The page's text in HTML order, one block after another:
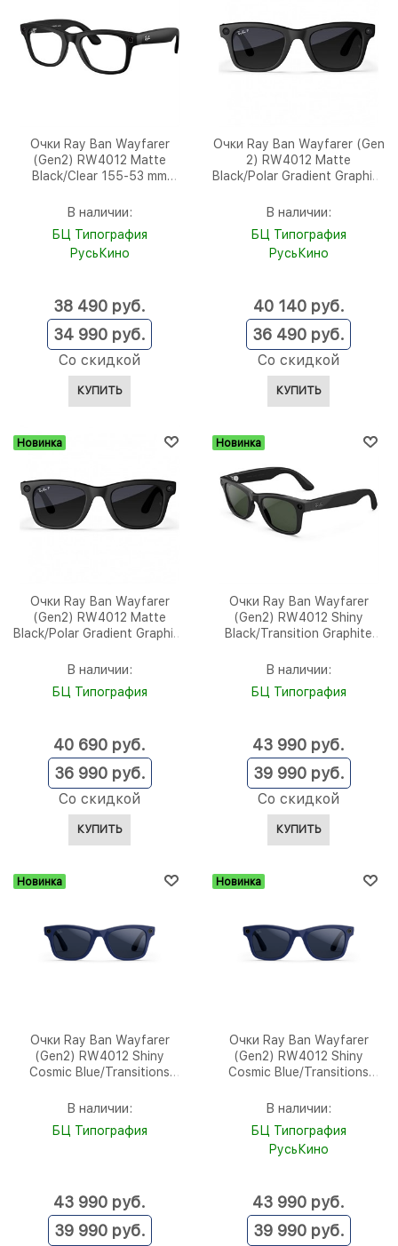
Очки Ray Ban Wayfarer
(Gen2) RW4012 Matte
Black/Clear 155-53 mm
В наличии:
БЦ Типография
РусьКино
34 990 руб.
Со скидкой
38 490 руб.
КУПИТЬ
Очки Ray Ban Wayfarer (Gen
2) RW4012 Matte
Black/Polar Gradient Graphite
В наличии:
БЦ Типография
РусьКино
36 490 руб.
Со скидкой
40 140 руб.
КУПИТЬ
Новинка
Очки Ray Ban Wayfarer
(Gen2) RW4012 Matte
Black/Polar Gradient Graphite
В наличии:
БЦ Типография
36 990 руб.
Со скидкой
40 690 руб.
КУПИТЬ
Новинка
Очки Ray Ban Wayfarer
(Gen2) RW4012 Shiny
Black/Transition Graphite
В наличии:
БЦ Типография
39 990 руб.
Со скидкой
43 990 руб.
КУПИТЬ
Новинка
Очки Ray Ban Wayfarer
(Gen2) RW4012 Shiny
Cosmic Blue/Transitions
(6628MF50)
В наличии:
БЦ Типография
39 990 руб.
43 990 руб.
Новинка
Очки Ray Ban Wayfarer
(Gen2) RW4012 Shiny
Cosmic Blue/Transitions
(6628MF53)
В наличии:
БЦ Типография
РусьКино
39 990 руб.
43 990 руб.